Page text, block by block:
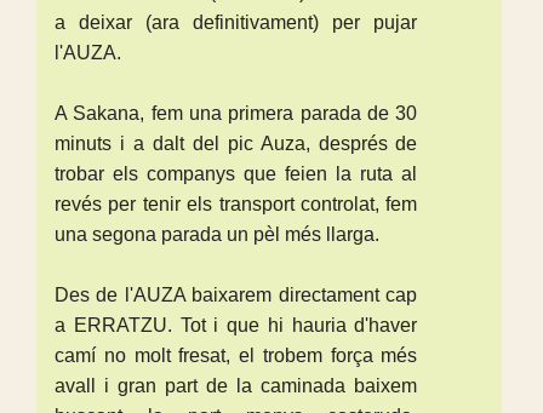
a deixar (ara definitivament) per pujar
l'AUZA.
A Sakana, fem una primera parada de 30
minuts i a dalt del pic Auza, després de
trobar els companys que feien la ruta al
revés per tenir els transport controlat, fem
una segona parada un pèl més llarga.
Des de l'AUZA baixarem directament cap
a ERRATZU. Tot i que hi hauria d'haver
camí no molt fresat, el trobem força més
avall i gran part de la caminada baixem